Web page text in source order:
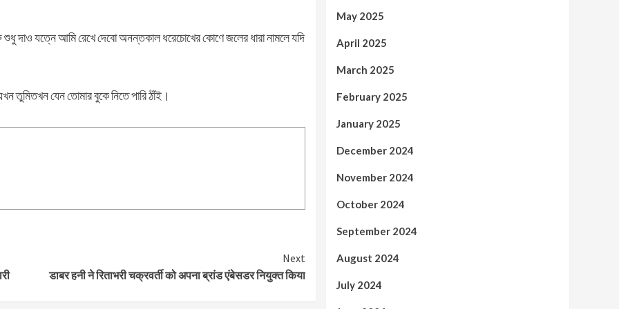
দাও যত্নে আমি রেখে দেবো অনন্তকাল ধরেচোখের কোণে জলের ধারা নামলে যদি
তুমিতখন যেন তোমার বুকে নিতে পারি ঠাঁই।
Next
डाबर हनी ने रिताभरी चक्रवर्ती को अपना ब्रांड एंबेसडर नियुक्त किया
May 2025
April 2025
March 2025
February 2025
January 2025
December 2024
November 2024
October 2024
September 2024
August 2024
July 2024